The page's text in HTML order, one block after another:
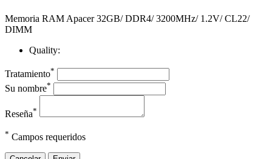
Memoria RAM Apacer 32GB/ DDR4/ 3200MHz/ 1.2V/ CL22/
DIMM
Quality:
Tratamiento*
Su nombre*
Reseña*
* Campos requeridos